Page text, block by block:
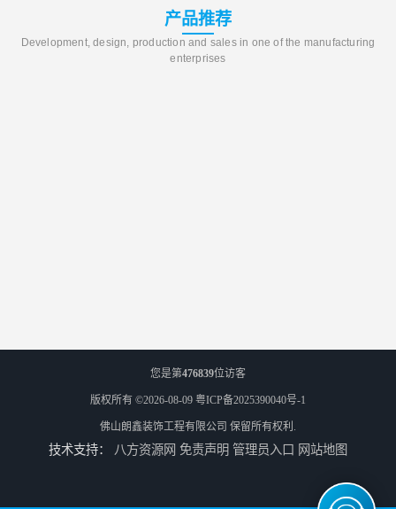
产品推荐
Development, design, production and sales in one of the manufacturing
enterprises
您是第476839位访客
版权所有 ©2026-08-09 粤ICP备2025390040号-1
佛山朗鑫装饰工程有限公司 保留所有权利.
技术支持： 八方资源网 免责声明 管理员入口 网站地图